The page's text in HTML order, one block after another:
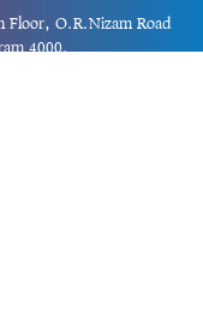
O.R.Nizam Road
4000.